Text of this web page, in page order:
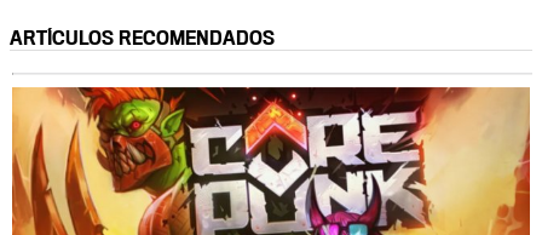
ARTÍCULOS RECOMENDADOS